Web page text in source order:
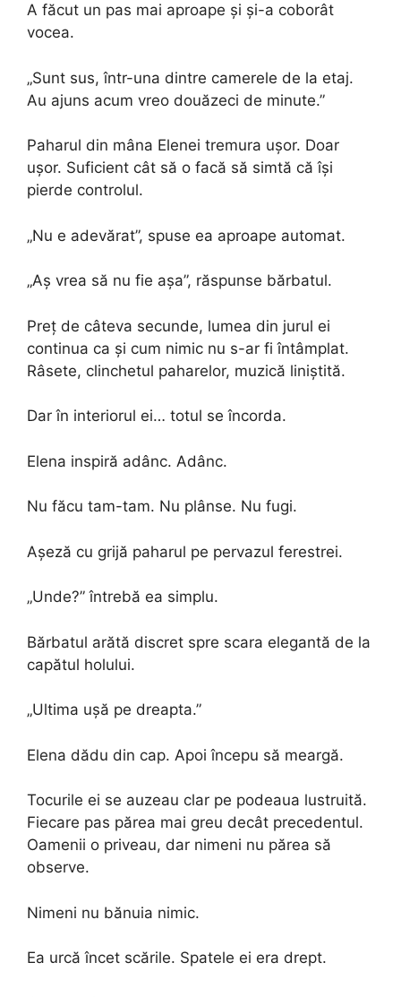
A făcut un pas mai aproape și și-a coborât
vocea.
„Sunt sus, într-una dintre camerele de la etaj.
Au ajuns acum vreo douăzeci de minute.”
Paharul din mâna Elenei tremura ușor. Doar
ușor. Suficient cât să o facă să simtă că își
pierde controlul.
„Nu e adevărat”, spuse ea aproape automat.
„Aș vrea să nu fie așa”, răspunse bărbatul.
Preț de câteva secunde, lumea din jurul ei
continua ca și cum nimic nu s-ar fi întâmplat.
Râsete, clinchetul paharelor, muzică liniștită.
Dar în interiorul ei… totul se încorda.
Elena inspiră adânc. Adânc.
Nu făcu tam-tam. Nu plânse. Nu fugi.
Așeză cu grijă paharul pe pervazul ferestrei.
„Unde?” întrebă ea simplu.
Bărbatul arătă discret spre scara elegantă de la
capătul holului.
„Ultima ușă pe dreapta.”
Elena dădu din cap. Apoi începu să meargă.
Tocurile ei se auzeau clar pe podeaua lustruită.
Fiecare pas părea mai greu decât precedentul.
Oamenii o priveau, dar nimeni nu părea să
observe.
Nimeni nu bănuia nimic.
Ea urcă încet scările. Spatele ei era drept.